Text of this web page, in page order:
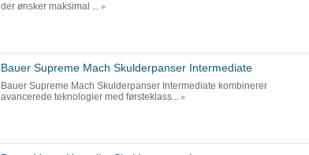
der ønsker maksimal ...
Bauer Supreme Mach Skulderpanser Intermediate
Bauer Supreme Mach Skulderpanser Intermediate kombinerer
avancerede teknologier med førsteklass...